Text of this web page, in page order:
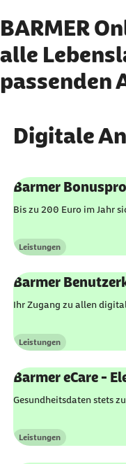
BARMER
alle
passenden
Digitale
Barmer
Bis zu 200 Euro im Jahr
Kategorie
Leistungen
Barmer
Ihr Zugang zu allen
Kategorie
Leistungen
Barmer eCare -
Gesundheitsdaten stets
Kategorie
Leistungen